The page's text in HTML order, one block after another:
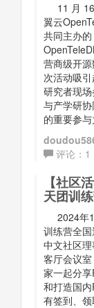
11 月
翼云
共同主办
营商级开
次活动吸
研究者现
与产学研
的重要参与
评论： 1
【社区
天团训
2024年
训练营全
中文社区
客厅会议
家一起分
和打造国
有签到、领